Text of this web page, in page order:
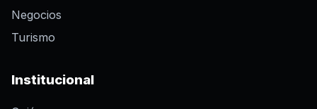
Negocios
Turismo
Institucional